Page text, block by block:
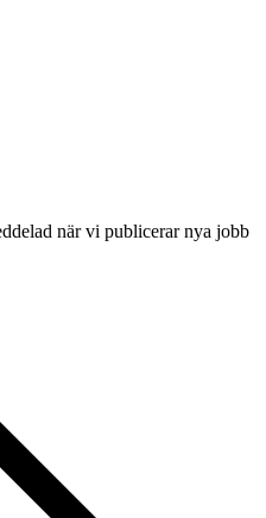
när vi publicerar nya jobb